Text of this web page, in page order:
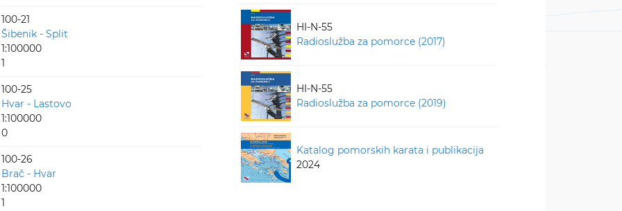
100-21
Šibenik - Split
1:100000
1
100-25
Hvar - Lastovo
1:100000
0
100-26
Brač - Hvar
1:100000
1
HI-N-55
Radioslužba za pomorce (2017)
HI-N-55
Radioslužba za pomorce (2019)
Katalog pomorskih karata i publikacija
2024